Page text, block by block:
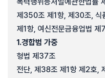
제350조 제1항, 제30조,
제1항, 여신전문금융업법
1.경합범 가중
형법 제37조
전단, 제38조 제1항 제2호,